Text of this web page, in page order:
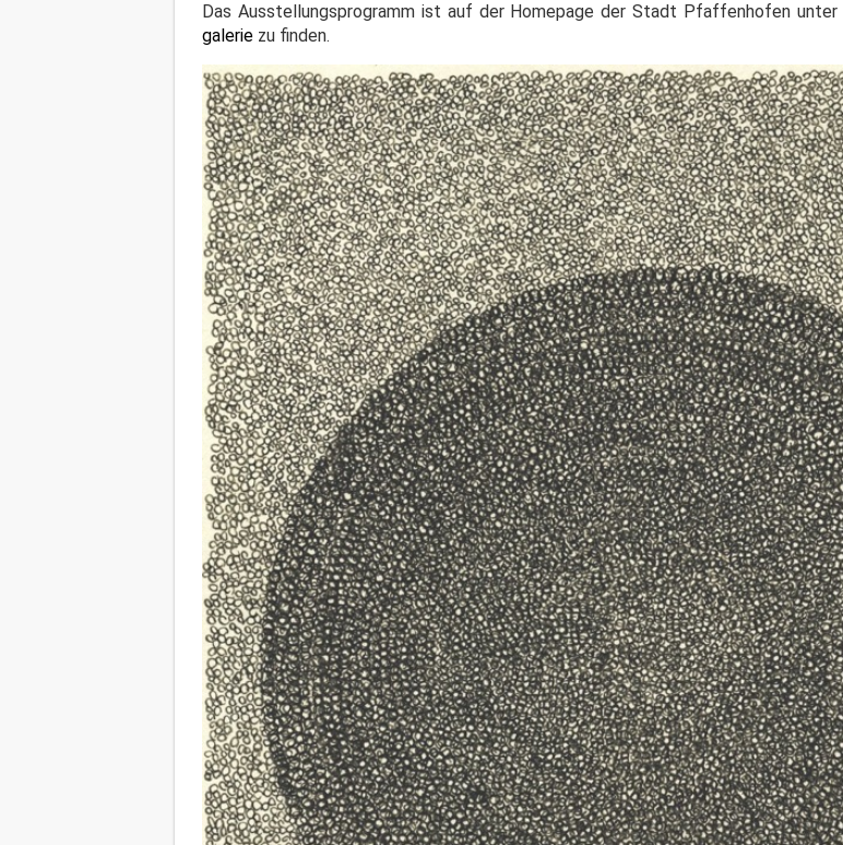
Das Ausstellungsprogramm ist auf der Homepage der Stadt Pfaffenhofen unter
galerie zu finden.